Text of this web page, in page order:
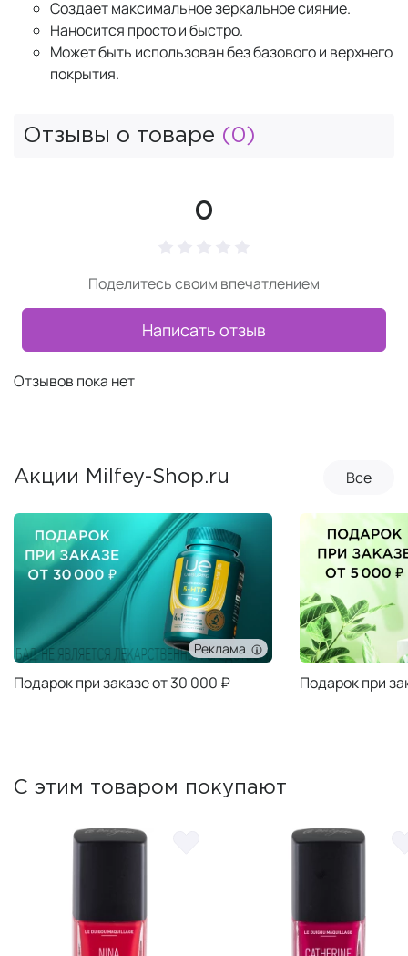
Создает максимальное зеркальное сияние.
Наносится просто и быстро.
Может быть использован без базового и верхнего
покрытия.
Отзывы о товаре (0)
0
Поделитесь своим впечатлением
Написать отзыв
Отзывов пока нет
Акции Milfey-Shop.ru Все
Реклама
Подарок при заказе от 30 000 ₽ Подарок при
С этим товаром покупают